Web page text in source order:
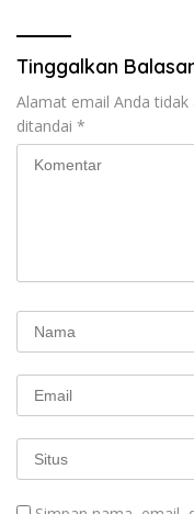
Tinggalkan
Alamat email Anda tidak
ditandai *